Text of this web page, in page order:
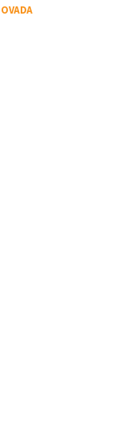
OVADA